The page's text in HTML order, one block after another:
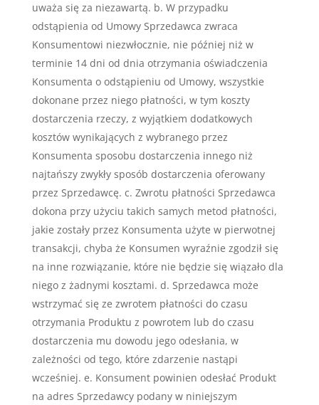
uważa się za niezawartą. b. W przypadku
odstąpienia od Umowy Sprzedawca zwraca
Konsumentowi niezwłocznie, nie później niż w
terminie 14 dni od dnia otrzymania oświadczenia
Konsumenta o odstąpieniu od Umowy, wszystkie
dokonane przez niego płatności, w tym koszty
dostarczenia rzeczy, z wyjątkiem dodatkowych
kosztów wynikających z wybranego przez
Konsumenta sposobu dostarczenia innego niż
najtańszy zwykły sposób dostarczenia oferowany
przez Sprzedawcę. c. Zwrotu płatności Sprzedawca
dokona przy użyciu takich samych metod płatności,
jakie zostały przez Konsumenta użyte w pierwotnej
transakcji, chyba że Konsumen wyraźnie zgodził się
na inne rozwiązanie, które nie będzie się wiązało dla
niego z żadnymi kosztami. d. Sprzedawca może
wstrzymać się ze zwrotem płatności do czasu
otrzymania Produktu z powrotem lub do czasu
dostarczenia mu dowodu jego odesłania, w
zależności od tego, które zdarzenie nastąpi
wcześniej. e. Konsument powinien odesłać Produkt
na adres Sprzedawcy podany w niniejszym